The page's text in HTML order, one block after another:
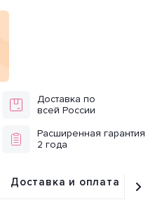
Доставка по
всей России
Расширенная гарантия
2 года
Доставка и оплата